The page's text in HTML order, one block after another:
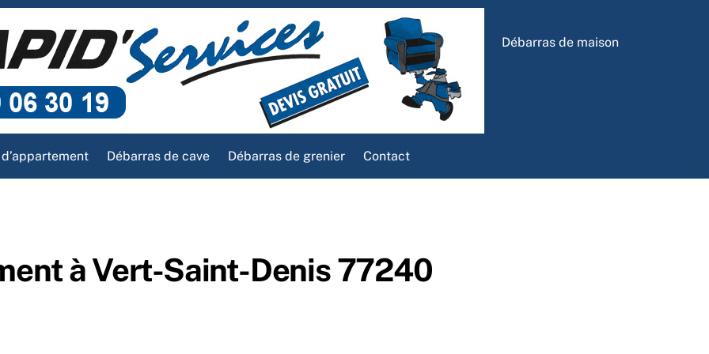
Débarras de maison
Débarras de cave Débarras de grenier Contact
à Vert-Saint-Denis 77240